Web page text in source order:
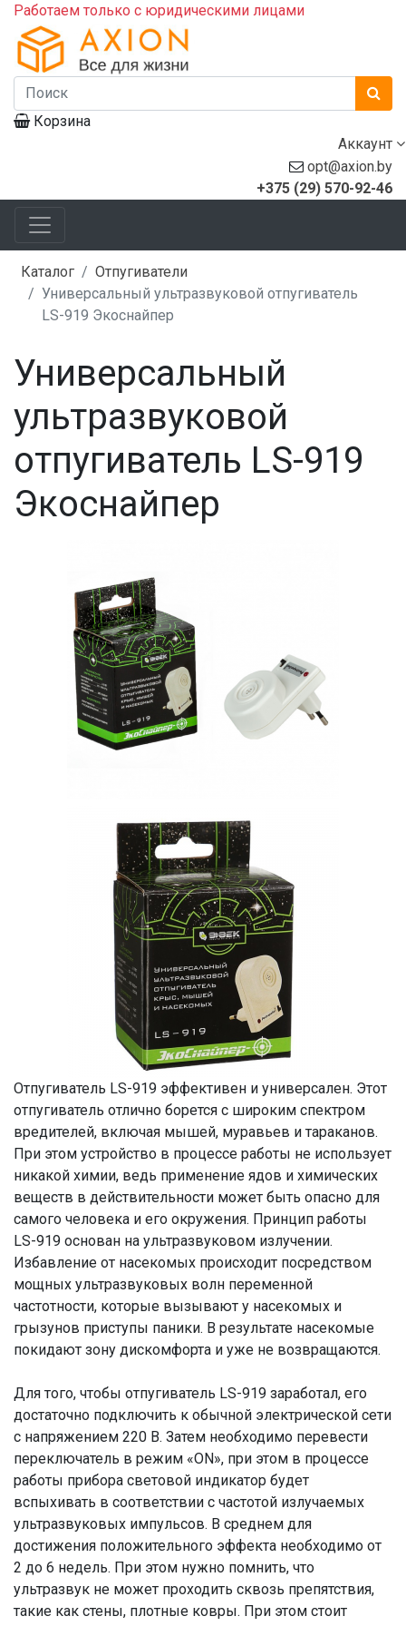
Работаем только с юридическими лицами
Корзина
Аккаунт
opt@axion.by
+375 (29) 570-92-46
Каталог
Отпугиватели
Универсальный ультразвуковой отпугиватель
LS-919 Экоснайпер
Универсальный
ультразвуковой
отпугиватель LS-919
Экоснайпер
Отпугиватель LS-919 эффективен и универсален. Этот
отпугиватель отлично борется с широким спектром
вредителей, включая мышей, муравьев и тараканов.
При этом устройство в процессе работы не использует
никакой химии, ведь применение ядов и химических
веществ в действительности может быть опасно для
самого человека и его окружения. Принцип работы
LS-919 основан на ультразвуковом излучении.
Избавление от насекомых происходит посредством
мощных ультразвуковых волн переменной
частотности, которые вызывают у насекомых и
грызунов приступы паники. В результате насекомые
покидают зону дискомфорта и уже не возвращаются.
Для того, чтобы отпугиватель LS-919 заработал, его
достаточно подключить к обычной электрической сети
с напряжением 220 В. Затем необходимо перевести
переключатель в режим «ON», при этом в процессе
работы прибора световой индикатор будет
вспыхивать в соответствии с частотой излучаемых
ультразвуковых импульсов. В среднем для
достижения положительного эффекта необходимо от
2 до 6 недель. При этом нужно помнить, что
ультразвук не может проходить сквозь препятствия,
такие как стены, плотные ковры. При этом стоит